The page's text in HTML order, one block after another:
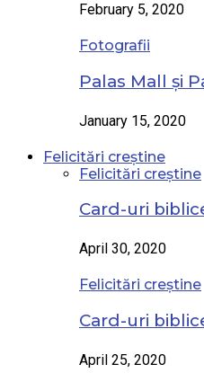
February 5, 2020
Fotografii
Palas Mall și
January 15, 2020
Felicitări creștine
Felicitări creștine
Card-uri
April 30, 2020
Felicitări creștine
Card-uri
April 25, 2020